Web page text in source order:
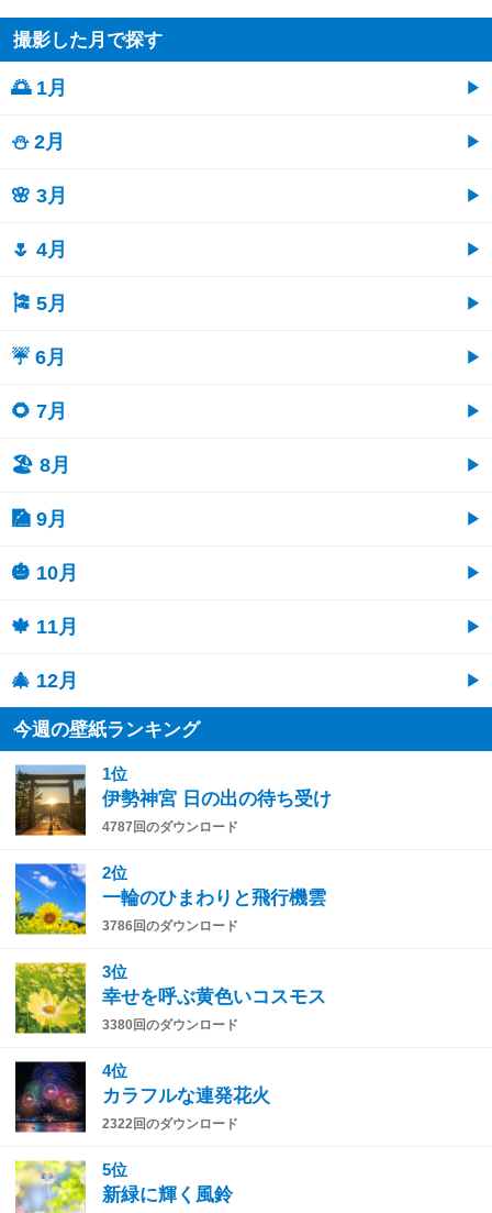
撮影した月で探す
🌅 1月
⛄ 2月
🌸 3月
🌷 4月
🎏 5月
☔ 6月
🌻 7月
🏖 8月
🎑 9月
🎃 10月
🍁 11月
🎄 12月
今週の壁紙ランキング
1位
伊勢神宮 日の出の待ち受け
4787回のダウンロード
2位
一輪のひまわりと飛行機雲
3786回のダウンロード
3位
幸せを呼ぶ黄色いコスモス
3380回のダウンロード
4位
カラフルな連発花火
2322回のダウンロード
5位
新緑に輝く風鈴